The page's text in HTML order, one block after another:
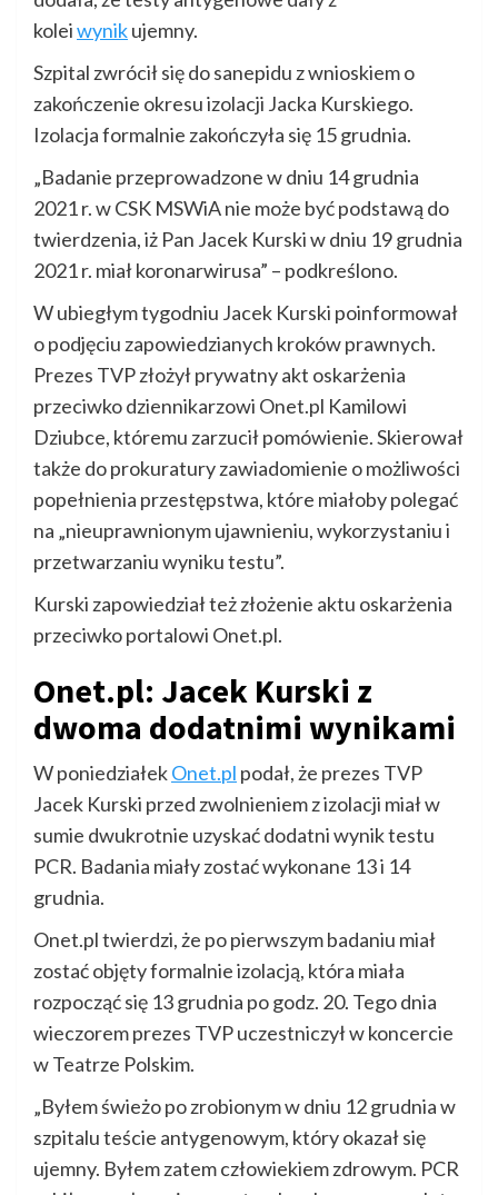
koleiwynikujemny.
Szpital zwrócił się do sanepidu z wnioskiem o
zakończenie okresu izolacji Jacka Kurskiego.
Izolacja formalnie zakończyła się 15 grudnia.
„Badanie przeprowadzone w dniu 14 grudnia
2021 r. w CSK MSWiA nie może być podstawą do
twierdzenia, iż Pan Jacek Kurski w dniu 19 grudnia
2021 r. miał koronarwirusa” – podkreślono.
W ubiegłym tygodniu Jacek Kurski poinformował
o podjęciu zapowiedzianych kroków prawnych.
Prezes TVP złożył prywatny akt oskarżenia
przeciwko dziennikarzowi Onet.pl Kamilowi
Dziubce, któremu zarzucił pomówienie. Skierował
także do prokuratury zawiadomienie o możliwości
popełnienia przestępstwa, które miałoby polegać
na „nieuprawnionym ujawnieniu, wykorzystaniu i
przetwarzaniu wyniku testu”.
Kurski zapowiedział też złożenie aktu oskarżenia
przeciwko portalowi Onet.pl.
Onet.pl: Jacek Kurski z
dwoma dodatnimi wynikami
W poniedziałekOnet.pl podał, że prezes TVP
Jacek Kurski przed zwolnieniem z izolacji miał w
sumie dwukrotnie uzyskać dodatni wynik testu
PCR. Badania miały zostać wykonane 13 i 14
grudnia.
Onet.pl twierdzi, że po pierwszym badaniu miał
zostać objęty formalnie izolacją, która miała
rozpocząć się 13 grudnia po godz. 20. Tego dnia
wieczorem prezes TVP uczestniczył w koncercie
w Teatrze Polskim.
„Byłem świeżo po zrobionym w dniu 12 grudnia w
szpitalu teście antygenowym, który okazał się
ujemny. Byłem zatem człowiekiem zdrowym. PCR